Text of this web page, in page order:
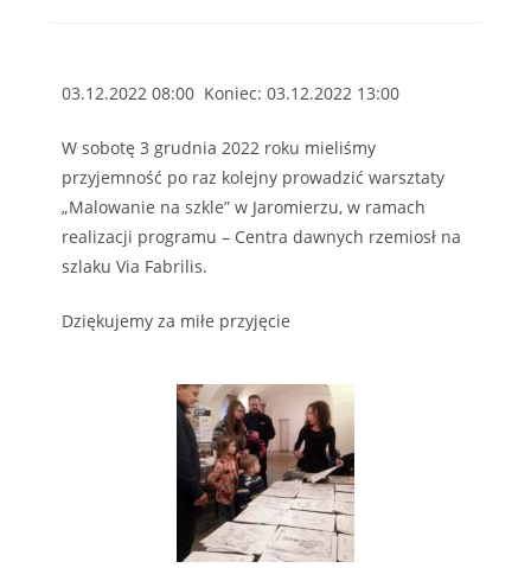
03.12.2022 08:00 Koniec: 03.12.2022 13:00
W sobotę 3 grudnia 2022 roku mieliśmy
przyjemność po raz kolejny prowadzić warsztaty
„Malowanie na szkle” w Jaromierzu, w ramach
realizacji programu – Centra dawnych rzemiosł na
szlaku Via Fabrilis.
Dziękujemy za miłe przyjęcie